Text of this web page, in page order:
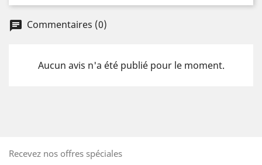
Commentaires (0)
Aucun avis n'a été publié pour le moment.
Recevez nos offres spéciales